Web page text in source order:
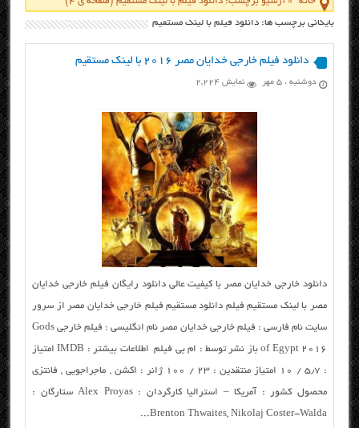
بایگانی برچسب ها: دانلود فیلم با لینک مستقیم
دانلود فیلم خارجی خدایان مصر ۲۰۱۶ با لینک مستقیم
دوشنبه ، ۵ مهر نمایش 2,224
دانلود خارجی خدایان مصر با کیفیت عالی دانلود رایگان فیلم خارجی خدایان
مصر با لینک مستقیم فیلم دانلود مستقیم فیلم خارجی خدایان مصر از سرور
سایت نام فارسی : فیلم خارجی خدایان مصر نام انگلیسی : فیلم خارجی Gods
of Egypt 2016 باز نشر توسط : ام بی فیلم اطلاعات بیشتر : IMDB امتیاز
: ۵٫۷ / ۱۰ امتیاز منتقدین : ۲۳ / ۱۰۰ ژانر : اکشن , ماجراجویی , فانتزی
محصول کشور : آمریکا – استرالیا کارگردان : Alex Proyas ستارگان :
Brenton Thwaites, Nikolaj Coster-Walda...